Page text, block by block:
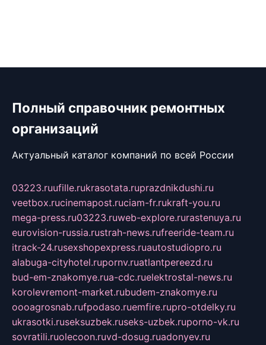
Полный справочник ремонтных
организаций
Актуальный каталог компаний по всей России
03223.ruufille.rukrasotata.ruprazdnikdushi.ru
veetbox.rucinemapost.ruciam-fr.rukraft-you.ru
mega-press.ru03223.ruweb-explore.rurastenuya.ru
eurovision-russia.rustrah-news.rufreeride-team.ru
itrack-24.rusexshopexpress.ruautostudiopro.ru
alabuga-cityhotel.rupornv.ruatlantpereezd.ru
bud-em-znakomye.rua-cdc.ruelektrostal-news.ru
korolevremont-market.rubudem-znakomye.ru
oooagrosnab.rufpodaso.ruemfire.rupro-otdelky.ru
ukrasotki.ruseksuzbek.ruseks-uzbek.ruporno-vk.ru
sovratili.ruolecoon.ruvd-dosug.ruadonyev.ru